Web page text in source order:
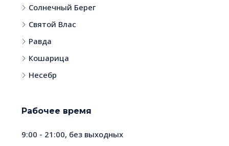
Солнечный Берег
Святой Влас
Равда
Кошарица
Несебр
Рабочее время
9:00 - 21:00, без выходных